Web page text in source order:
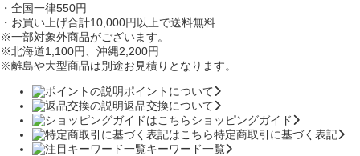
・全国一律550円
・お買い上げ合計10,000円以上で送料無料
※一部対象外商品がございます。
※北海道1,100円 、沖縄2,200円
※離島や大型商品は別途お見積りとなります。
ポイントについて
返品交換について
ショッピングガイド
特定商取引に基づく表記
キーワード一覧